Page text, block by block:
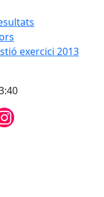
exercici 2013